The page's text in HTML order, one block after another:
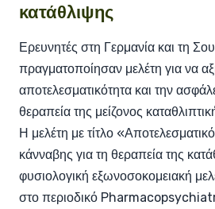
κατάθλιψης
Ερευνητές στη Γερμανία και τη
πραγματοποίησαν μελέτη για να
αποτελεσματικότητα και την
θεραπεία της μείζονος
Η μελέτη με τίτλο
κάνναβης για τη θεραπεία της
φυσιολογική εξωνοσοκομειακή
στο περιοδικό